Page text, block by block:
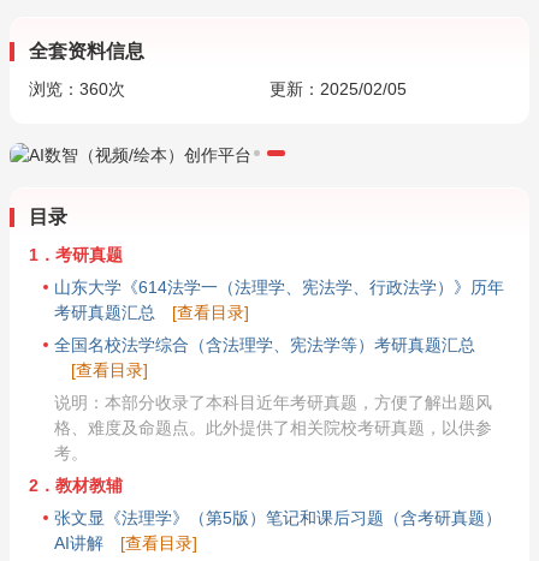
全套资料信息
浏览： 360次 更新：2025/02/05
目录
1．考研真题
山东大学《614法学一（法理学、宪法学、行政法学）》历年
考研真题汇总
[查看目录]
全国名校法学综合（含法理学、宪法学等）考研真题汇总
[查看目录]
说明：本部分收录了本科目近年考研真题，方便了解出题风
格、难度及命题点。此外提供了相关院校考研真题，以供参
考。
2．教材教辅
张文显《法理学》（第5版）笔记和课后习题（含考研真题）
AI讲解
[查看目录]